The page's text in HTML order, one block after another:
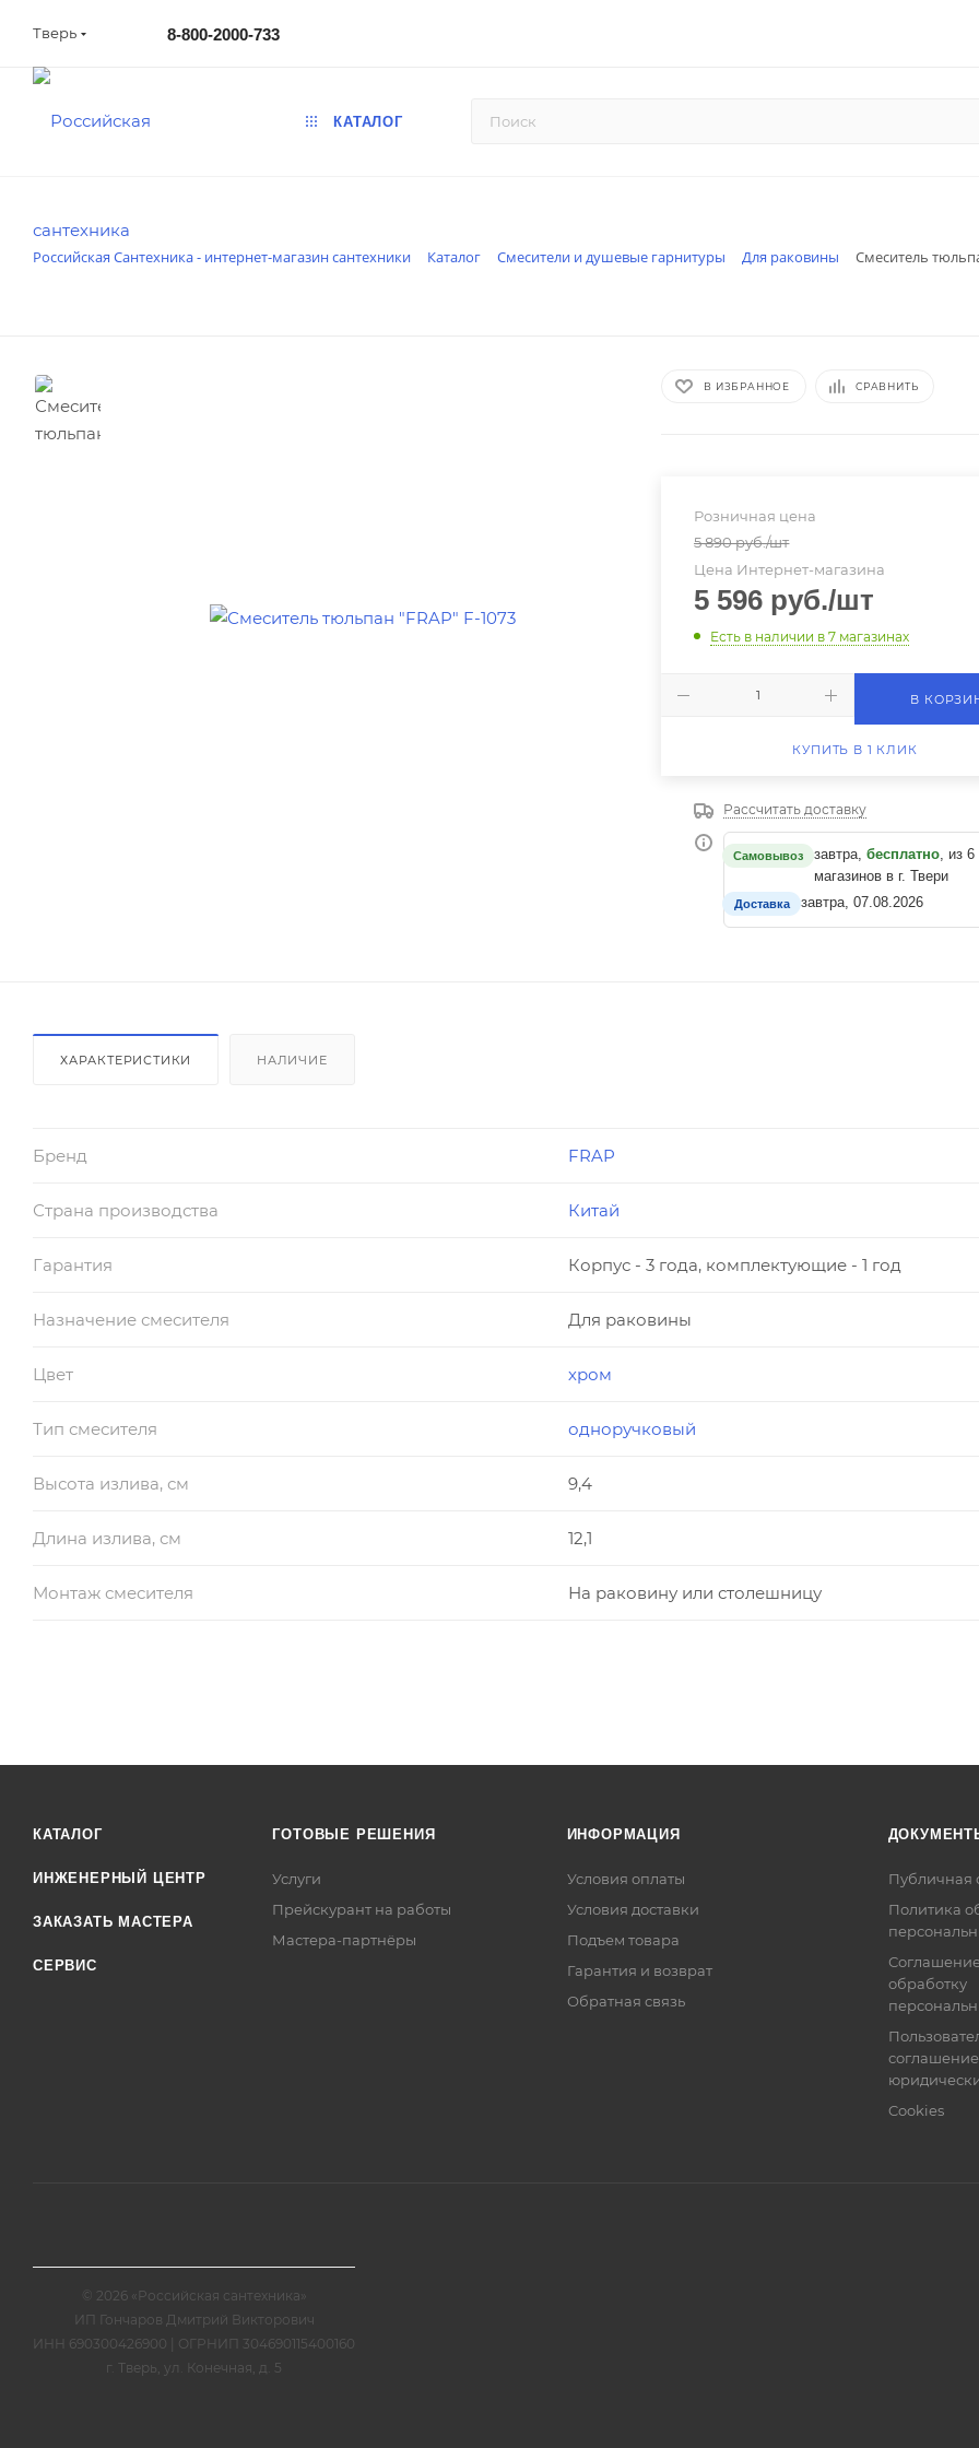
Тверь 8-800-2000-733
КАТАЛОГ
Российская Сантехника - интернет-магазин сантехники Каталог Смесители и душевые гарнитуры Для раковины Смеситель
В ИЗБРАННОЕ СРАВНИТЬ
Розничная цена
5 890руб./шт
Цена Интернет-магазина
5 596 руб./шт
Есть в наличии в 7 магазинах
В
КУПИТЬ В 1 КЛИК
Рассчитать доставку
Самовывоз завтра,бесплатно, из 6
магазинов в г. Твери
Доставка завтра, 07.08.2026
ХАРАКТЕРИСТИКИ НАЛИЧИЕ
Бренд FRAP
Страна производства Китай
Гарантия Корпус - 3 года, комплектующие - 1 год
Назначение смесителя Для раковины
Цвет хром
Тип смесителя одноручковый
Высота излива, см 9,4
Длина излива, см 12,1
Монтаж смесителя На раковину или столешницу
КАТАЛОГ
ИНЖЕНЕРНЫЙ ЦЕНТР
ЗАКАЗАТЬ МАСТЕРА
СЕРВИС
ГОТОВЫЕ РЕШЕНИЯ
Услуги
Прейскурант на работы
Мастера-партнёры
ИНФОРМАЦИЯ
Условия оплаты
Условия доставки
Подъем товара
Гарантия и возврат
Обратная связь
Публичная
Политика
обработку
Cookies
© 2026 «Российская сантехника»
ИП Гончаров Дмитрий Викторович
ИНН 690300426900 | ОГРНИП 304690115400160
г. Тверь, ул. Конечная, д. 5